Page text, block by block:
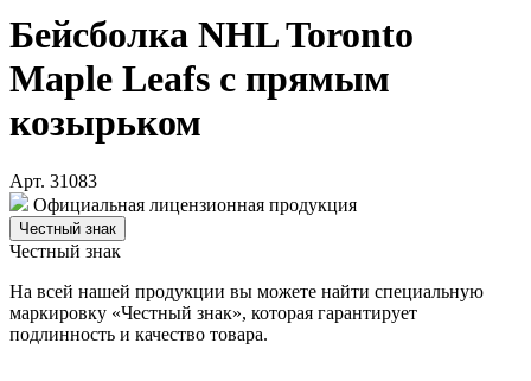
Бейсболка NHL Toronto
Maple Leafs с прямым
козырьком
Арт. 31083
Официальная лицензионная продукция
Честный знак
Честный знак
На всей нашей продукции вы можете найти специальную
маркировку «Честный знак», которая гарантирует
подлинность и качество товара.